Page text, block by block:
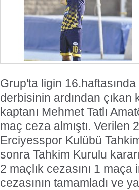
Grup'ta ligin
derbisinin ardından çıkan
kaptanı Mehmet Tatlı
maç ceza almıştı. Verilen
Erciyesspor Kulübü
sonra Tahkim Kurulu
2 maçlık cezasını 1
cezasının tamamladı ve